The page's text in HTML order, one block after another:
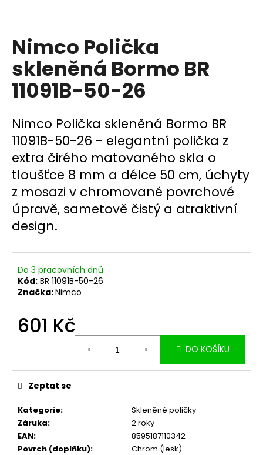
Nimco Polička
skleněná Bormo BR
11091B-50-26
Nimco Polička skleněná Bormo BR
11091B-50-26 - elegantní polička z
extra čirého matovaného skla o
tloušťce 8 mm a délce 50 cm, úchyty
z mosazi v chromované povrchové
úpravě, sametově čistý a atraktivní
design.
Do 3 pracovních dnů
Kód: BR 11091B-50-26
Značka:Nimco
601 Kč
DO KOŠÍKU
Kategorie:
Skleněné poličky
Záruka:
2 roky
EAN:
8595187110342
Povrch (doplňku):
Chrom (lesk)
Zeptat se
í
t
?
HLEDAT
D
o
p
o
u
č
u
m